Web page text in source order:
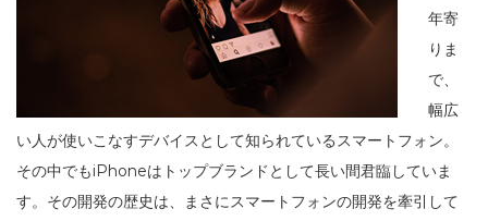
年寄
りま
で、
幅広
い人が使いこなすデバイスとして知られているスマートフォン。
その中でもiPhoneはトップブランドとして長い間君臨していま
す。その開発の歴史は、まさにスマートフォンの開発を牽引して